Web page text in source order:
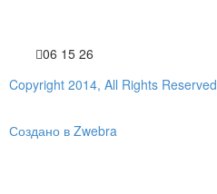
06 15 26
Copyright 2014, All Rights Reserved
Создано в Zwebra